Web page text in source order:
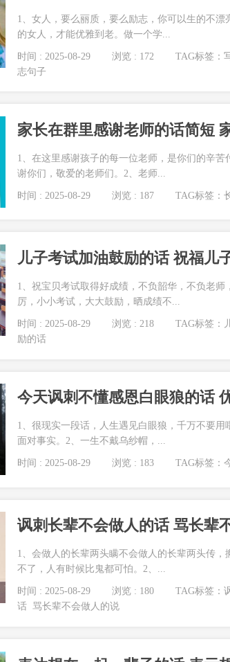
1、女人，要么丽质，要么励志，你可以生的不
的女人，才能优雅到老。做一个学...
时间 : 2025-08-29 浏览 : 172 TAG标签：
志句子
家长在群里感谢老师的话简短
1、在这里感谢孩子的每一位老师，是你们的辛
谢你们，敬爱的老师们。2、老师...
时间 : 2025-08-29 浏览 : 187 TAG标签：
儿子考试加油鼓励的话 祝福儿
1、祝宝贝考试取得好成绩，不负韶华，不负老
厉，小小考试，大大鼓励，晒成绩不...
时间 : 2025-08-29 浏览 : 218 TAG标签：
励的话
今天讽刺不懂感恩白眼狼的话
1、很现实一段话，人生遇见白眼狼，千万不要
面对事实。2、一生不戴乌纱帽，...
时间 : 2025-08-29 浏览 : 183 TAG标签：
讽刺长辈不会做人的话 骂长辈
1、会做人的长辈两头瞒不会做人的长辈两头传
不了，人有时候比鬼都可怕。2、...
时间 : 2025-08-29 浏览 : 180 TAG标签：
话 骂长辈不会做人的说